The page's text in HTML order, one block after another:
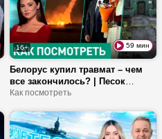
16+ 59 мин
Белорус купил травмат – чем
все закончилось? | Песок
ценнее золота? | Было ли
Иран?
Как посмотреть